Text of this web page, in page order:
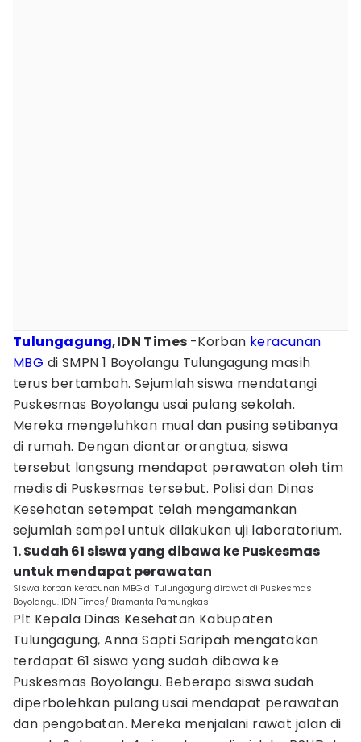
Tulungagung,IDN Times -Korban keracunan
MBG di SMPN 1 Boyolangu Tulungagung masih
terus bertambah. Sejumlah siswa mendatangi
Puskesmas Boyolangu usai pulang sekolah.
Mereka mengeluhkan mual dan pusing setibanya
di rumah. Dengan diantar orangtua, siswa
tersebut langsung mendapat perawatan oleh tim
medis di Puskesmas tersebut. Polisi dan Dinas
Kesehatan setempat telah mengamankan
sejumlah sampel untuk dilakukan uji laboratorium.
1. Sudah 61 siswa yang dibawa ke Puskesmas
untuk mendapat perawatan
Siswa korban keracunan MBG di Tulungagung dirawat di Puskesmas
Boyolangu. IDN Times/ Bramanta Pamungkas
Plt Kepala Dinas Kesehatan Kabupaten
Tulungagung, Anna Sapti Saripah mengatakan
terdapat 61 siswa yang sudah dibawa ke
Puskesmas Boyolangu. Beberapa siswa sudah
diperbolehkan pulang usai mendapat perawatan
dan pengobatan. Mereka menjalani rawat jalan di